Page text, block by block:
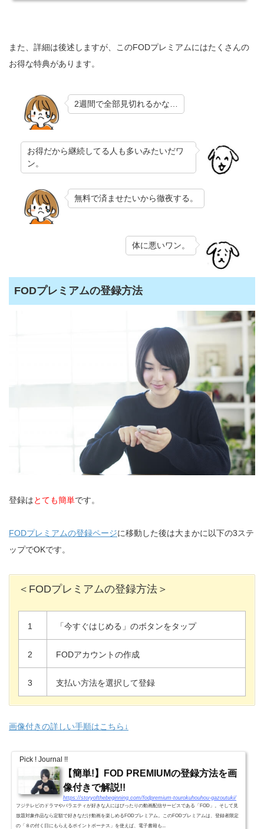
また、詳細は後述しますが、このFODプレミアムにはたくさんの
お得な特典があります。
2週間で全部見切れるかな…
お得だから継続してる人も多いみたいだワ
ン。
無料で済ませたいから徹夜する。
体に悪いワン。
FODプレミアムの登録方法
登録はとても簡単です。
FODプレミアムの登録ページに移動した後は大まかに以下の3ステ
ップでOKです。
＜FODプレミアムの登録方法＞
1 「今すぐはじめる」のボタンをタップ
2 FODアカウントの作成
3 支払い方法を選択して登録
画像付きの詳しい手順はこちら↓
Pick ! Journal !!
【簡単!】FOD PREMIUMの登録方法を画
像付きで解説!!
https://storyofthebeginning.com/fodpremium-tourokuhouhou-gazoutuki/
フジテレビのドラマやバラエティが好きな人にはぴったりの動画配信サービスである「FOD」。そして見
放題対象作品なら定額で好きなだけ動画を楽しめるFODプレミアム。このFODプレミアムは、登録者限定
の「８の付く日にもらえるポイントボーナス」を使えば、電子書籍も...